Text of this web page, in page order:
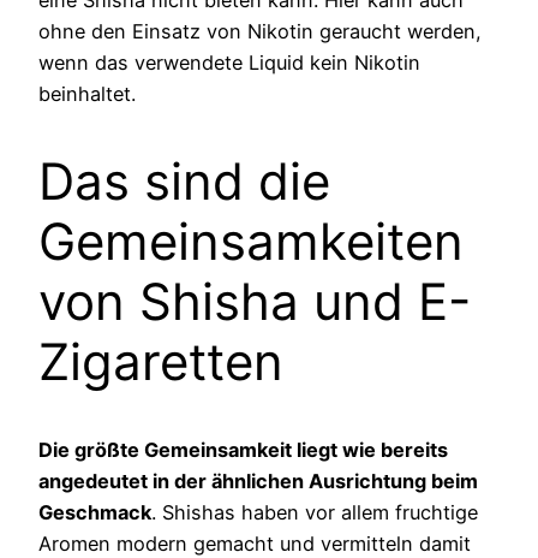
ohne den Einsatz von Nikotin geraucht werden,
wenn das verwendete Liquid kein Nikotin
beinhaltet.
Das sind die
Gemeinsamkeiten
von Shisha und E-
Zigaretten
Die größte Gemeinsamkeit liegt wie bereits
angedeutet in der ähnlichen Ausrichtung beim
Geschmack. Shishas haben vor allem fruchtige
Aromen modern gemacht und vermitteln damit